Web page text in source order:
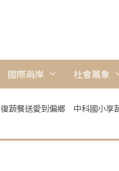
國際兩岸 社會萬象
復蔬餐送愛到偏鄉 中科國小享